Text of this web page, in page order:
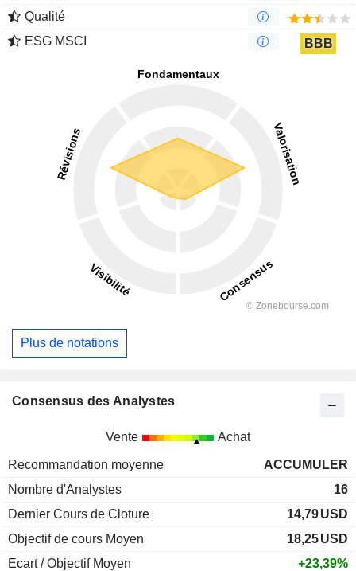
Qualité
ESG MSCI
BBB
Plus de notations
Consensus des Analystes
Vente Achat
Recommandation moyenne
ACCUMULER
Nombre d'Analystes
16
Dernier Cours de Cloture
14,79USD
Objectif de cours Moyen
18,25USD
Ecart / Objectif Moyen
+23,39%